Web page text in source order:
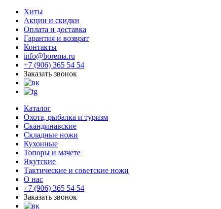
Хиты
Акции и скидки
Оплата и доставка
Гарантия и возврат
Контакты
info@borema.ru
+7 (906) 365 54 54
Заказать звонок
Каталог
Охота, рыбалка и туризм
Скандинавские
Складные ножи
Кухонные
Топоры и мачете
Якутские
Тактические и советские ножи
О нас
+7 (906) 365 54 54
Заказать звонок